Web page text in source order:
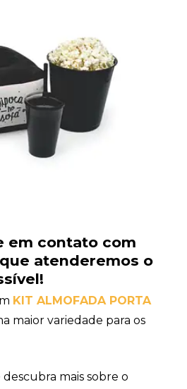
em contato com
atenderemos o
KIT ALMOFADA PORTA
maior variedade para os
descubra mais sobre o